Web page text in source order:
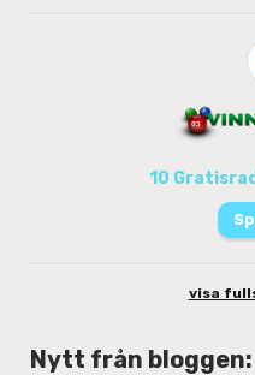
10
visa
Nytt från bloggen: